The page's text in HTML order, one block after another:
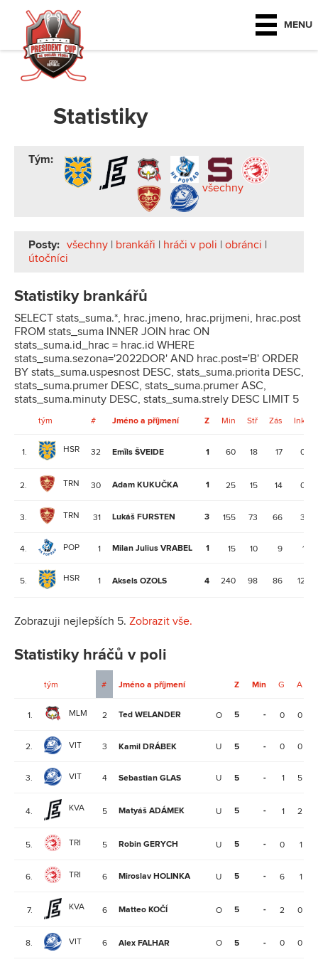
MENU
Statistiky
Tým:
všechny
Posty: všechny | brankáři | hráči v poli | obránci |
útočníci
Statistiky brankářů
SELECT stats_suma.*, hrac.jmeno, hrac.prijmeni, hrac.post
FROM stats_suma INNER JOIN hrac ON
stats_suma.id_hrac = hrac.id WHERE
stats_suma.sezona='2022DOR' AND hrac.post='B' ORDER
BY stats_suma.uspesnost DESC, stats_suma.priorita DESC,
stats_suma.prumer DESC, stats_suma.prumer ASC,
stats_suma.minuty DESC, stats_suma.strely DESC LIMIT 5
tým # Jméno a příjmení Z Min Stř Zás Ink
1. HSR 32 Emīls ŠVEIDE 1 60 18 17 0
2. TRN 30 Adam KUKUČKA 1 25 15 14 0
3. TRN 31 Lukáš FURSTEN 3 155 73 66 3
4. POP 1 Milan Julius VRABEL 1 15 10 9 1
5. HSR 1 Aksels OZOLS 4 240 98 86 12
Zobrazuji nejlepších 5. Zobrazit vše.
Statistiky hráčů v poli
tým # Jméno a příjmení Z Min G A
1. MLM 2 Ted WELANDER O 5 - 0 0
2. VIT 3 Kamil DRÁBEK U 5 - 0 0
3. VIT 4 Sebastian GLAS U 5 - 1 5
4. KVA 5 Matyáš ADÁMEK U 5 - 1 2
5. TRI 5 Robin GERYCH U 5 - 0 1
6. TRI 6 Miroslav HOLINKA U 5 - 6 1
7. KVA 6 Matteo KOČÍ O 5 - 2 0
8. VIT 6 Alex FALHAR O 5 - 0 0